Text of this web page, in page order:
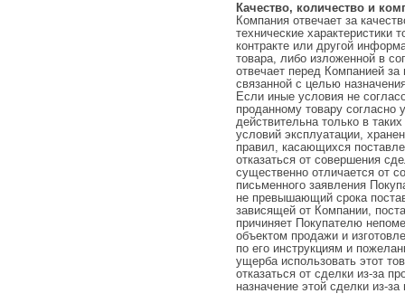
Качество, количество и
Компания отвечает за
технические
контракте или другой
товара, либо изложенной в
отвечает перед Компанией
связанной с целью
Если иные условия не
проданному товару согласно
действительна только в
условий эксплуатации,
правил, касающихся
отказаться от совершения
существенно отличается от
письменного заявления
не превышающий срока
зависящей от Компании,
причиняет Покупателю
объектом продажи и
по его инструкциям и
ущерба использовать этот
отказаться от сделки из-за
назначение этой сделки из-